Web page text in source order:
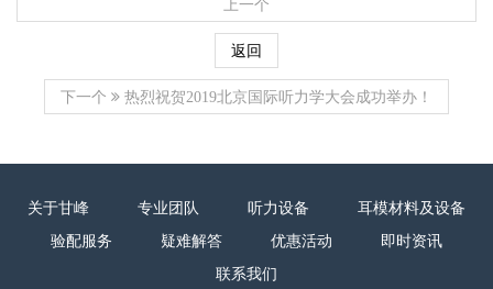
上一个
返回
下一个 热烈祝贺2019北京国际听力学大会成功举办！
关于甘峰 专业团队 听力设备
耳模材料及设备
验配服务
疑难解答 优惠活动
即时资讯
联系我们